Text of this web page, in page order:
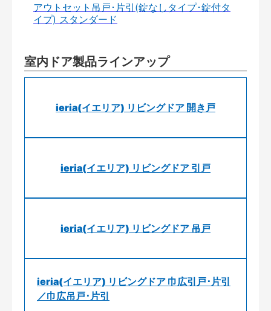
アウトセット吊戸･片引(錠なしタイプ･錠付タ
イプ) スタンダード
室内ドア製品ラインアップ
ieria(イエリア) リビングドア 開き戸
ieria(イエリア) リビングドア 引戸
ieria(イエリア) リビングドア 吊戸
ieria(イエリア) リビングドア 巾広引戸･片引
／巾広吊戸･片引